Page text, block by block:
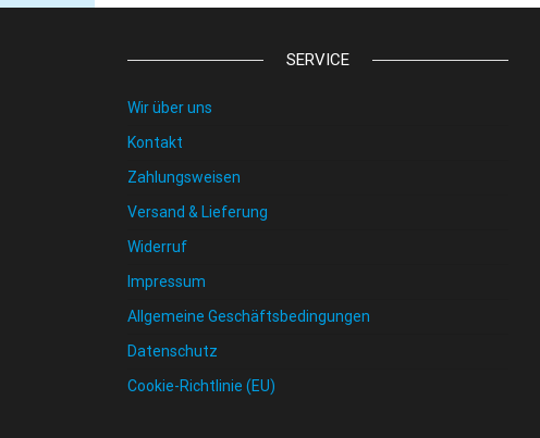
SERVICE
Wir über uns
Kontakt
Zahlungsweisen
Versand & Lieferung
Widerruf
Impressum
Allgemeine Geschäftsbedingungen
Datenschutz
Cookie-Richtlinie (EU)